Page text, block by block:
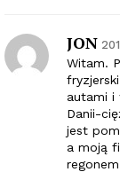
JON
Witam.
autami i
Danii-
jest
a moją